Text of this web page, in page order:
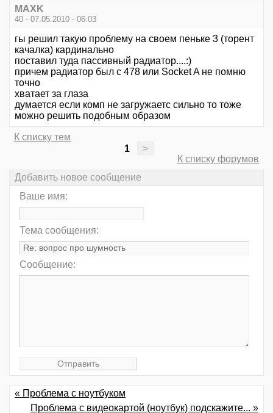
MAXK
40 - 07.05.2010 - 06:03
гы решил такую проблему на своем пеньке 3 (торент
качалка) кардинально
поставил туда пассивный радиатор....:)
причем радиатор был с 478 или Socket A не помню
точно
хватает за глаза
думается если комп не загружаетс сильно то тоже
можно решить подобным образом
К списку тем
1
>
К списку форумов
Добавить новое сообщение
Ваше имя:
Тема сообщения:
Сообщение:
« Проблема с ноутбуком
Проблема с видеокартой (ноутбук) подскажите... »